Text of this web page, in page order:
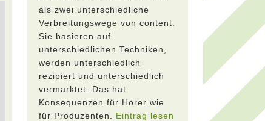
als zwei unterschiedliche
Verbreitungswege von content.
Sie basieren auf
unterschiedlichen Techniken,
werden unterschiedlich
rezipiert und unterschiedlich
vermarktet. Das hat
Konsequenzen für Hörer wie
für Produzenten. Eintrag lesen